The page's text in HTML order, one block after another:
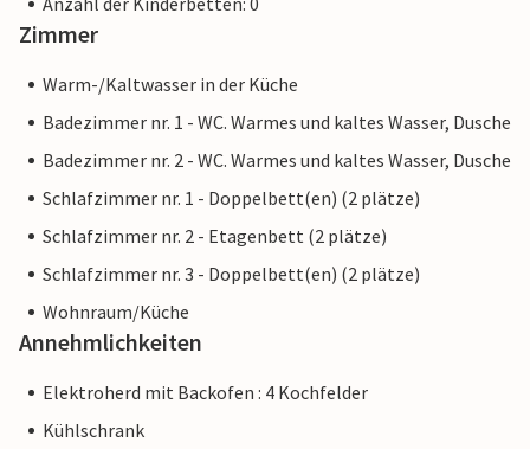
Zimmer
Warm-/Kaltwasser in der Küche
Badezimmer nr. 1 - WC. Warmes und kaltes Wasser, Dusche
Badezimmer nr. 2 - WC. Warmes und kaltes Wasser, Dusche
Schlafzimmer nr. 1 - Doppelbett(en) (2 plätze)
Schlafzimmer nr. 2 - Etagenbett (2 plätze)
Schlafzimmer nr. 3 - Doppelbett(en) (2 plätze)
Wohnraum/Küche
Annehmlichkeiten
Elektroherd mit Backofen : 4 Kochfelder
Kühlschrank